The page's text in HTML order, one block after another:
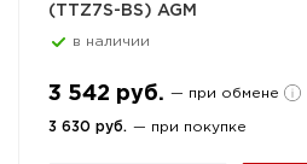
(TTZ7S-BS) AGM
в наличии
3 542 руб. — при обмене
3 630 руб. — при покупке